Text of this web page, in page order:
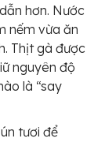
hơn. Nước
nếm vừa ăn
Thịt gà được
nguyên độ
là “say
tươi để